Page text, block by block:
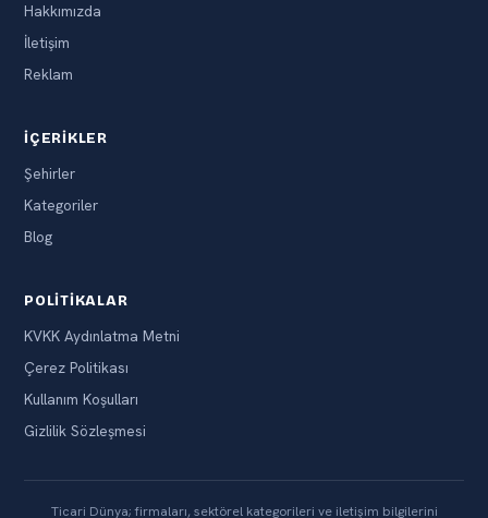
Hakkımızda
İletişim
Reklam
İÇERIKLER
Şehirler
Kategoriler
Blog
POLITIKALAR
KVKK Aydınlatma Metni
Çerez Politikası
Kullanım Koşulları
Gizlilik Sözleşmesi
Ticari Dünya; firmaları, sektörel kategorileri ve iletişim bilgilerini